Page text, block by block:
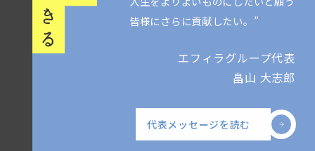
皆様にさらに貢献したい。”
エフィラグループ代表
畠山 大志郎
代表メッセージを読む